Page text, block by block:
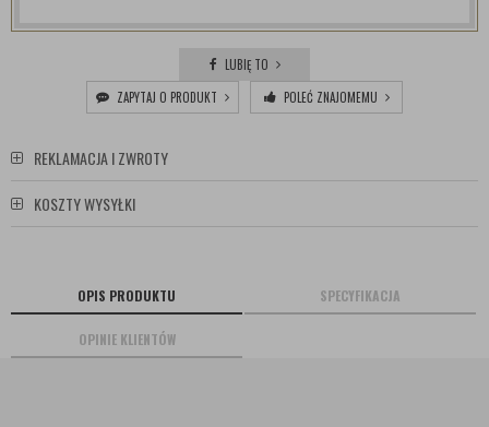
LUBIĘ TO
ZAPYTAJ O PRODUKT
POLEĆ ZNAJOMEMU
REKLAMACJA I ZWROTY
KOSZTY WYSYŁKI
OPIS PRODUKTU SPECYFIKACJA
OPINIE KLIENTÓW